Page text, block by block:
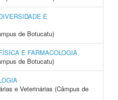
E
de Botucatu)
E FARMACOLOGIA
de Botucatu)
e Veterinárias (Câmpus de